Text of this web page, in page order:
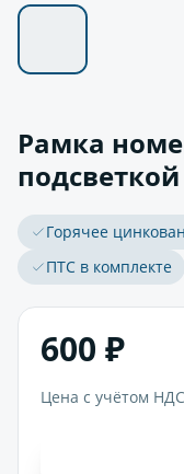
Рамка
подсветкой
Горячее
ПТС в комплекте
600 ₽
Цена с учётом